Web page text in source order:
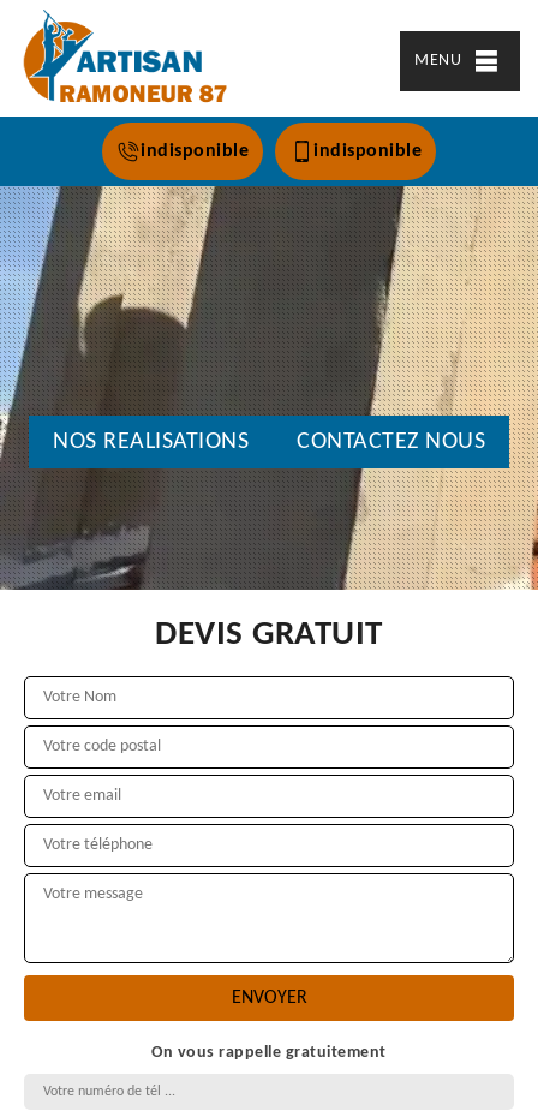
MENU
indisponible indisponible
NOS REALISATIONS CONTACTEZ NOUS
DEVIS GRATUIT
On vous rappelle gratuitement